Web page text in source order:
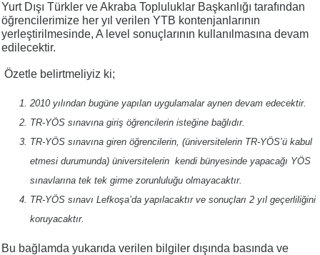
Yurt Dışı Türkler ve Akraba Topluluklar Başkanlığı tarafından
öğrencilerimize her yıl verilen YTB kontenjanlarının
yerleştirilmesinde, A level sonuçlarının kullanılmasına devam
edilecektir.
Özetle belirtmeliyiz ki;
2010 yılından bugüne yapılan uygulamalar aynen devam edecektir.
TR-YÖS sınavına giriş öğrencilerin isteğine bağlıdır.
TR-YÖS sınavına giren öğrencilerin, (üniversitelerin TR-YÖS’ü kabul
etmesi durumunda) üniversitelerin kendi bünyesinde yapacağı YÖS
sınavlarına tek tek girme zorunluluğu olmayacaktır.
TR-YÖS sınavı Lefkoşa’da yapılacaktır ve sonuçları 2 yıl geçerliliğini
koruyacaktır.
Bu bağlamda yukarıda verilen bilgiler dışında basında ve